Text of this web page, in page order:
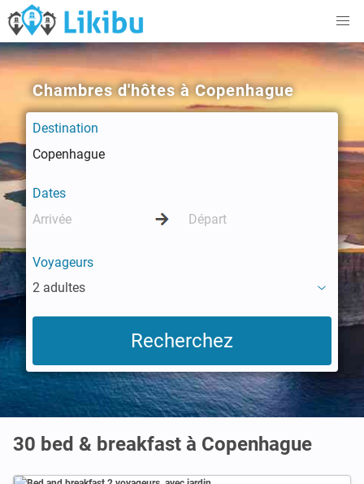
Chambres d'hôtes à Copenhague
Destination
Dates
Voyageurs
2 adultes
30 bed & breakfast à Copenhague